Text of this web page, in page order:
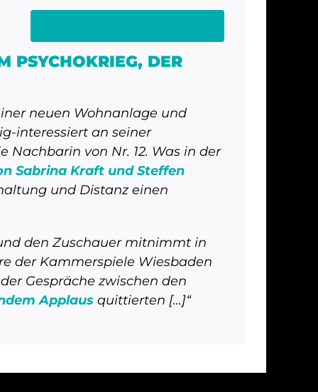
PSYCHOKRIEG, DER
neuen Wohnanlage und
interessiert an seiner
Nachbarin von Nr. 12. Was in der
Sabrina Kraft und Steffen
und Distanz einen
den Zuschauer mitnimmt in
der Kammerspiele Wiesbaden
Gespräche zwischen den
Applausquittierten […]“